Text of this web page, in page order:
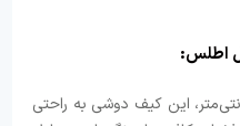
اطلس:
مناسب: با ابعاد ۲۱/۱۷/۸ سانتی‌متر، این کیف دوشی به راحتی